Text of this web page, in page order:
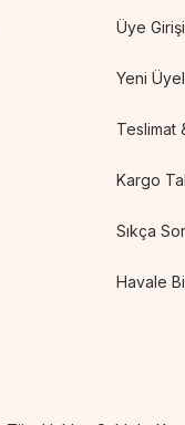
Üye Girişi
Yeni
Teslimat
Kargo
Sıkça
Havale